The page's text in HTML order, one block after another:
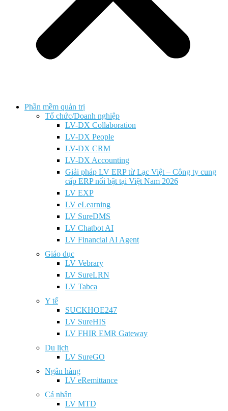
Phần mềm quản trị
Tổ chức/Doanh nghiệp
LV-DX Collaboration
LV-DX People
LV-DX CRM
LV-DX Accounting
Giải pháp LV ERP từ Lạc Việt – Công ty cung
cấp ERP nổi bật tại Việt Nam 2026
LV EXP
LV eLearning
LV SureDMS
LV Chatbot AI
LV Financial AI Agent
Giáo dục
LV Vebrary
LV SureLRN
LV Tabca
Y tế
SUCKHOE247
LV SureHIS
LV FHIR EMR Gateway
Du lịch
LV SureGO
Ngân hàng
LV eRemittance
Cá nhân
LV MTD